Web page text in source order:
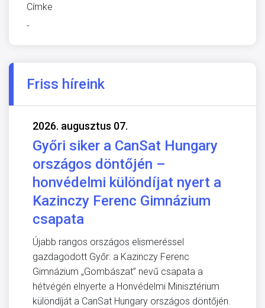
Címke
-
Friss híreink
2026. augusztus 07.
Győri siker a CanSat Hungary
országos döntőjén –
honvédelmi különdíjat nyert a
Kazinczy Ferenc Gimnázium
csapata
Újabb rangos országos elismeréssel
gazdagodott Győr: a Kazinczy Ferenc
Gimnázium „Gombászat” nevű csapata a
hétvégén elnyerte a Honvédelmi Minisztérium
különdíját a CanSat Hungary országos döntőjén.